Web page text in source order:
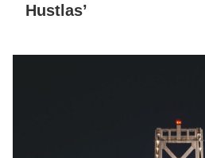
Hustlas’